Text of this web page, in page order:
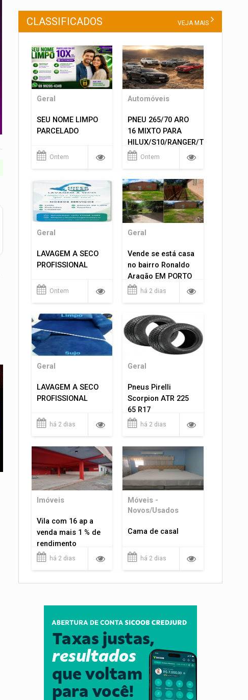
CLASSIFICADOS VEJA MAIS
Geral
SEU NOME LIMPO
PARCELADO
Ontem
Automóveis
PNEU 265/70 ARO
16 MIXTO PARA
HILUX/S10/RANGER/TRITON
ETC... MONTAGEM
Ontem
Geral
LAVAGEM A SECO
PROFISSIONAL
Ontem
Geral
Vende se está casa
no bairro Ronaldo
Aragão EM PORTO
VELHO RO.
há 2 dias
Geral
LAVAGEM A SECO
PROFISSIONAL
há 2 dias
Geral
Pneus Pirelli
Scorpion ATR 225
65 R17
há 2 dias
Imóveis
Vila com 16 ap a
venda mais 1 % de
rendimento
há 2 dias
Móveis -
Novos/Usados
Cama de casal
há 2 dias